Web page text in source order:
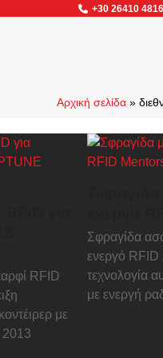
+30 26410
Αρχική σελίδα »
RFID
με
2013
Σφραγίδα
ενεργό
τεχνολογία
με ενεργή